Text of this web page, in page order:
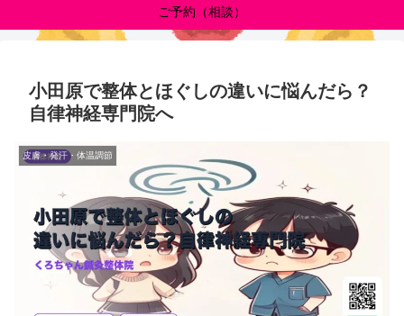
ご予約（相談）
小田原で整体とほぐしの違いに悩んだら？
自律神経専門院へ
皮膚・発汗・体温調節